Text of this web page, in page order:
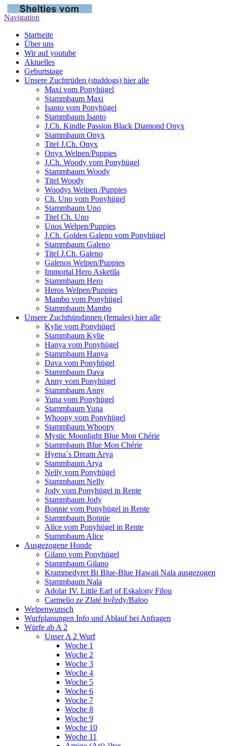
Navigation
Startseite
Über uns
Wir auf youtube
Aktuelles
Geburtstage
Unsere Zuchtrüden (studdogs) hier alle
Maxi vom Ponyhügel
Stammbaum Maxi
Isanto vom Ponyhügel
Stammbaum Isanto
J.Ch. Kindle Passion Black Diamond Onyx
Stammbaum Onyx
Titel J.Ch. Onyx
Onyx Welpen/Puppies
J.Ch. Woody vom Ponyhügel
Stammbaum Woody
Titel Woody
Woodys Welpen /Puppies
Ch. Uno vom Ponyhügel
Stammbaum Uno
Titel Ch. Uno
Unos Welpen/Puppies
J.Ch. Golden Galeno vom Ponyhügel
Stammbaum Galeno
Titel J.Ch. Galeno
Galenos Welpen/Puppies
Immortal Hero Asketila
Stammbaum Hero
Heros Welpen/Puppies
Mambo vom Ponyhügel
Stammbaum Mambo
Unsere Zuchthündinnen (females) hier alle
Kylie vom Ponyhügel
Stammbaum Kylie
Hanya vom Ponyhügel
Stammbaum Hanya
Dava vom Ponyhügel
Stammbaum Dava
Anny vom Ponyhügel
Stammbaum Anny
Yuna vom Ponyhügel
Stammbaum Yuna
Whoopy vom Ponyhügel
Stammbaum Whoopy
Mystic Moonlight Blue Mon Chérie
Stammbaum Blue Mon Chérie
Hyena`s Dream Arya
Stammbaum Arya
Nelly vom Ponyhügel
Stammbaum Nelly
Jody vom Ponyhügel in Rente
Stammbaum Jody
Bonnie vom Ponyhügel in Rente
Stammbaum Bonnie
Alice vom Ponyhügel in Rente
Stammbaum Alice
Ausgezogene Hunde
Gilano vom Ponyhügel
Stammbaum Gilano
Krammedyret Bi Blue-Blue Hawaii Nala ausgezogen
Stammbaum Nala
Adolar IV. Little Earl of Eskalony Filou
Carmelio ze Zlaté hvêzdy/Baloo
Welpenwunsch
Wurfplanungen Info und Ablauf bei Anfragen
Würfe ab A 2
Unser A 2 Wurf
Woche 1
Woche 2
Woche 3
Woche 4
Woche 5
Woche 6
Woche 7
Woche 8
Woche 9
Woche 10
Woche 11